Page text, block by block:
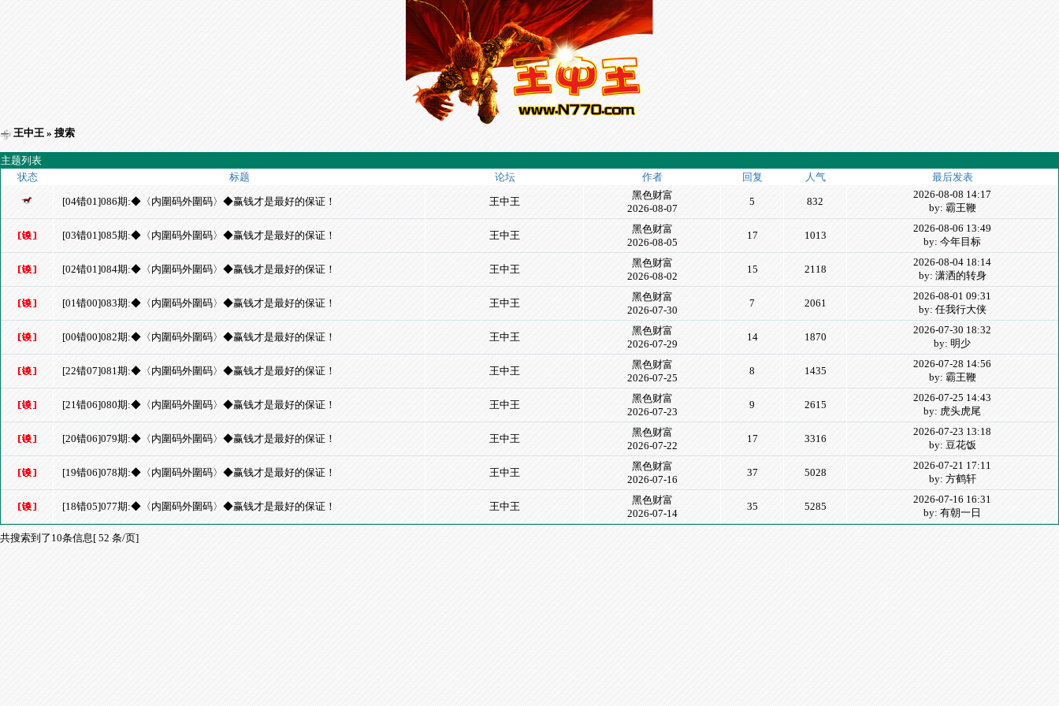
王中王 » 搜索
主题列表
状态
标题 论坛 作者 回复 人气 最后发表
[04错01]086期:◆〈内圍码外圍码〉◆赢钱才是最好的保证！ 王中王
黑色财富
2026-08-07
5 832
2026-08-08 14:17
by: 霸王鞭
[03错01]085期:◆〈内圍码外圍码〉◆赢钱才是最好的保证！ 王中王
黑色财富
2026-08-05
17 1013
2026-08-06 13:49
by: 今年目标
[02错01]084期:◆〈内圍码外圍码〉◆赢钱才是最好的保证！ 王中王
黑色财富
2026-08-02
15 2118
2026-08-04 18:14
by: 潇洒的转身
[01错00]083期:◆〈内圍码外圍码〉◆赢钱才是最好的保证！ 王中王
黑色财富
2026-07-30
7 2061
2026-08-01 09:31
by: 任我行大侠
[00错00]082期:◆〈内圍码外圍码〉◆赢钱才是最好的保证！ 王中王
黑色财富
2026-07-29
14 1870
2026-07-30 18:32
by: 明少
[22错07]081期:◆〈内圍码外圍码〉◆赢钱才是最好的保证！ 王中王
黑色财富
2026-07-25
8 1435
2026-07-28 14:56
by: 霸王鞭
[21错06]080期:◆〈内圍码外圍码〉◆赢钱才是最好的保证！ 王中王
黑色财富
2026-07-23
9 2615
2026-07-25 14:43
by: 虎头虎尾
[20错06]079期:◆〈内圍码外圍码〉◆赢钱才是最好的保证！ 王中王
黑色财富
2026-07-22
17 3316
2026-07-23 13:18
by: 豆花饭
[19错06]078期:◆〈内圍码外圍码〉◆赢钱才是最好的保证！ 王中王
黑色财富
2026-07-16
37 5028
2026-07-21 17:11
by: 方鹤轩
[18错05]077期:◆〈内圍码外圍码〉◆赢钱才是最好的保证！ 王中王
黑色财富
2026-07-14
35 5285
2026-07-16 16:31
by: 有朝一日
共搜索到了10条信息[ 52 条/页]